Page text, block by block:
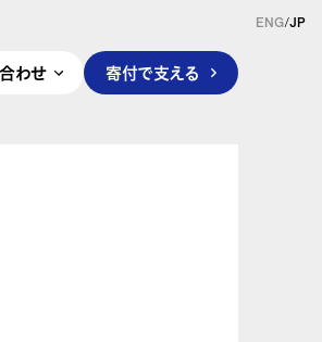
わせ 寄付で支える
ENG/JP